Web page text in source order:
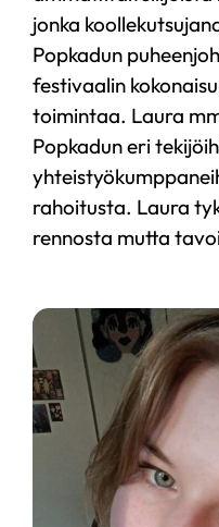
jonka
Popkadun
festivaalin
toimintaa. Laura
Popkadun eri
rahoitusta. Laura
rennosta mutta